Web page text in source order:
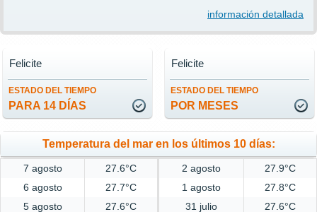
información detallada
ESTADO DEL TIEMPO
PARA 14 DÍAS
Felicite
ESTADO DEL TIEMPO
POR MESES
Felicite
Temperatura del mar en los últimos 10 días:
7 agosto 27.6°C 2 agosto
27.9°C
6 agosto
27.7°C 1 agosto
27.8°C
5 agosto
27.6°C 31 julio
27.6°C